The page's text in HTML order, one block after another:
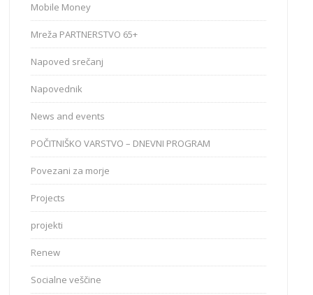
Mobile Money
Mreža PARTNERSTVO 65+
Napoved srečanj
Napovednik
News and events
POČITNIŠKO VARSTVO – DNEVNI PROGRAM
Povezani za morje
Projects
projekti
Renew
Socialne veščine